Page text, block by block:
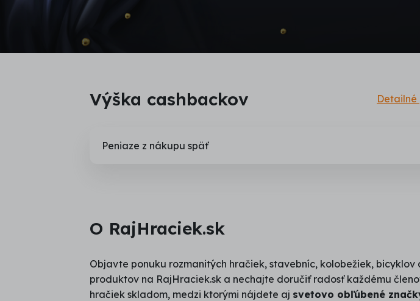
Výška cashbackov Detailné
Peniaze z nákupu späť
O RajHraciek.sk
Objavte ponuku rozmanitých hračiek, stavebníc, kolobežiek, bicyklov
produktov na RajHraciek.sk a nechajte doručiť radosť každému
hračiek skladom, medzi ktorými nájdete aj svetovo obľúbené